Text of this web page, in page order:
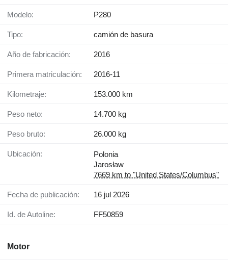
Modelo: P280
Tipo: camión de basura
Año de fabricación: 2016
Primera matriculación: 2016-11
Kilometraje: 153.000 km
Peso neto: 14.700 kg
Peso bruto: 26.000 kg
Ubicación:
Polonia
Jarosław
7669 km to "United States/Columbus"
Fecha de publicación: 16 jul 2026
Id. de Autoline: FF50859
Motor